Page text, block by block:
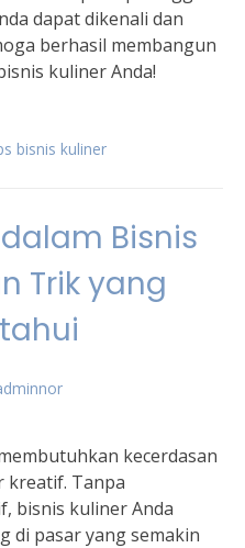
dapat dikenali dan
berhasil membangun
kuliner Anda!
bisnis kuliner
Bisnis
Trik yang
kecerdasan
kreatif. Tanpa
bisnis kuliner Anda
di pasar yang semakin